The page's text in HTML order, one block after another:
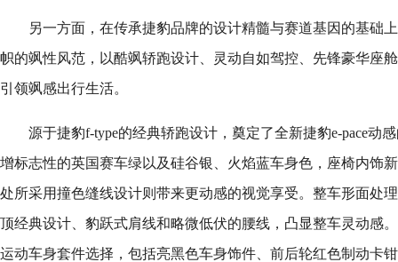
另一方面，在传承捷豹品牌的设计精髓与赛道基因的基础
帜的飒性风范，以酷飒轿跑设计、灵动自如驾控、先锋豪华座
引领飒感出行生活。
源于捷豹f-type的经典轿跑设计，奠定了全新捷豹e-pace动
增标志性的英国赛车绿以及硅谷银、火焰蓝车身色，座椅内饰
处所采用撞色缝线设计则带来更动感的视觉享受。整车形面处
顶经典设计、豹跃式肩线和略微低伏的腰线，凸显整车灵动感
运动车身套件选择，包括亮黑色车身饰件、前后轮红色制动卡